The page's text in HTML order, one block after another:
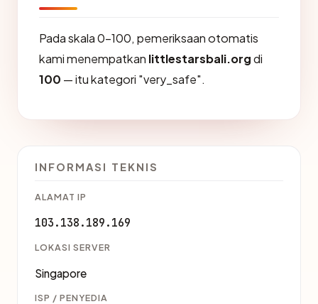
Pada skala 0-100, pemeriksaan otomatis
kami menempatkan littlestarsbali.orgdi
100 — itu kategori "very_safe".
INFORMASI TEKNIS
ALAMAT IP
103.138.189.169
LOKASI SERVER
Singapore
ISP / PENYEDIA